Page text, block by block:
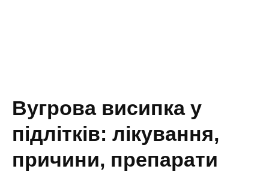
Вугрова висипка у
підлітків: лікування,
причини, препарати